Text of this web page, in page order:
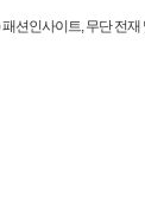
션인사이트, 무단 전재